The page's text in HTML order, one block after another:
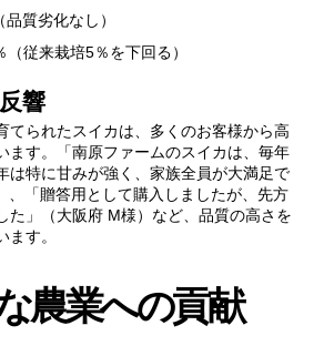
質劣化なし）
従来栽培5％を下回る）
響
てられたスイカは、多くのお客様から高
ます。「南原ファームのスイカは、毎年
は特に甘みが強く、家族全員が大満足で
、「贈答用として購入しましたが、先方
た」（大阪府 M様）など、品質の高さを
す。
農業への貢献